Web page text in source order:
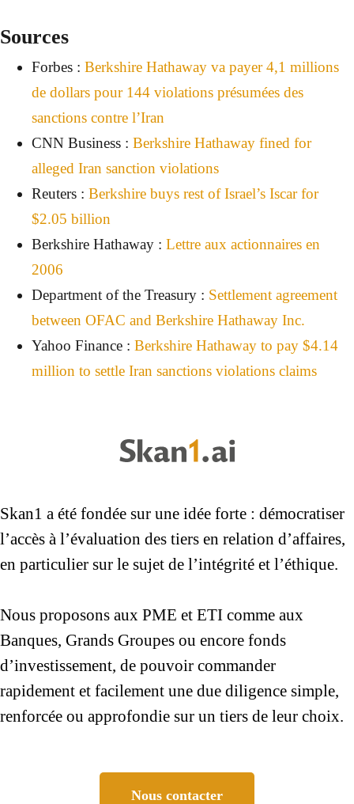
Sources
Forbes : Berkshire Hathaway va payer 4,1 millions
de dollars pour 144 violations présumées des
sanctions contre l’Iran
CNN Business : Berkshire Hathaway fined for
alleged Iran sanction violations
Reuters : Berkshire buys rest of Israel’s Iscar for
$2.05 billion
Berkshire Hathaway : Lettre aux actionnaires en
2006
Department of the Treasury : Settlement agreement
between OFAC and Berkshire Hathaway Inc.
Yahoo Finance : Berkshire Hathaway to pay $4.14
million to settle Iran sanctions violations claims
Skan1 a été fondée sur une idée forte : démocratiser
l’accès à l’évaluation des tiers en relation d’affaires,
en particulier sur le sujet de l’intégrité et l’éthique.
Nous proposons aux PME et ETI comme aux
Banques, Grands Groupes ou encore fonds
d’investissement, de pouvoir commander
rapidement et facilement une due diligence simple,
renforcée ou approfondie sur un tiers de leur choix.
Nous contacter